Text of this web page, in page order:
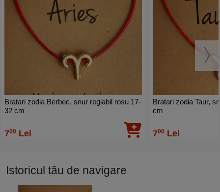
Bratari zodia Berbec, snur reglabil rosu 17-
32 cm
700 Lei
Bratari zodia Taur,
cm
700 Lei
Istoricul tău de navigare